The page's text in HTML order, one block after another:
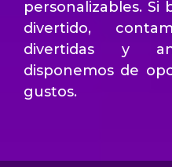
personalizables. Si
divertido,
divertidas y
disponemos de
gustos.